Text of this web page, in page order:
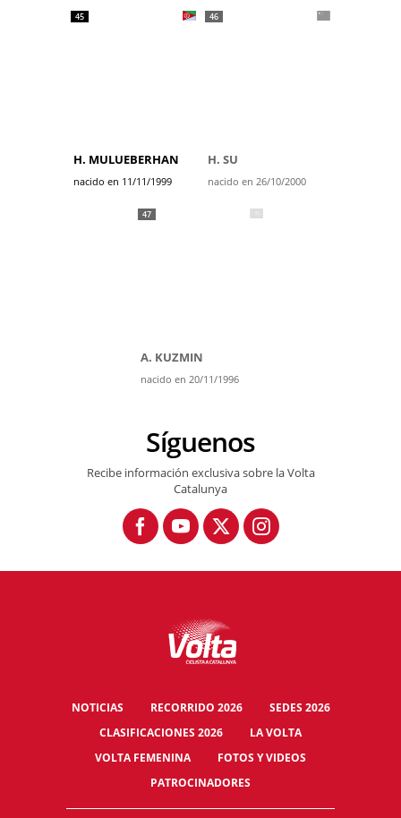
45
H. MULUEBERHAN
nacido en 11/11/1999
46
H. SU
nacido en 26/10/2000
47
A. KUZMIN
nacido en 20/11/1996
Síguenos
Recibe información exclusiva sobre la Volta
Catalunya
NOTICIAS RECORRIDO 2026
SEDES 2026
CLASIFICACIONES 2026
LA VOLTA
VOLTA FEMENINA
FOTOS Y VIDEOS
PATROCINADORES